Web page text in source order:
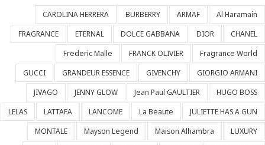
Al Haramain
ARMAF
BURBERRY
CAROLINA HERRERA
CHANEL
DIOR
DOLCE GABBANA
ETERNAL
FRAGRANCE
Fragrance World
FRANCK OLIVIER
Frederic Malle
GIORGIO ARMANI
GIVENCHY
GRANDEUR ESSENCE
GUCCI
HUGO BOSS
Jean Paul GAULTIER
JENNY GLOW
JIVAGO
JULIETTE HAS A GUN
La Beaute
LANCOME
LATTAFA
LELAS
LUXURY
Maison Alhambra
Mayson Legend
MONTALE